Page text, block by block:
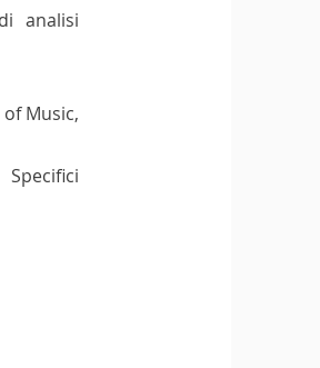
analisi
Music,